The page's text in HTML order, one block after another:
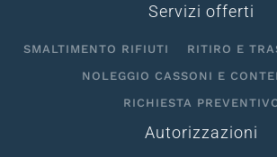
Servizi offerti
SMALTIMENTO RIFIUTI
RITIRO E
NOLEGGIO CASSONI E
RICHIESTA
Autorizzazioni